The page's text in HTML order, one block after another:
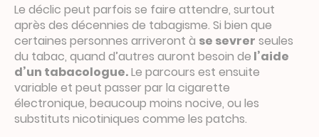
Le déclic peut parfois se faire attendre, surtout
après des décennies de tabagisme. Si bien que
certaines personnes arriveront à se sevrer seules
du tabac, quand d’autres auront besoin de l’aide
d’un tabacologue.Le parcours est ensuite
variable et peut passer par la cigarette
électronique, beaucoup moins nocive, ou les
substituts nicotiniques comme les patchs.